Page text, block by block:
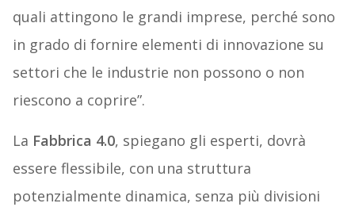
quali attingono le grandi imprese, perché sono
in grado di fornire elementi di innovazione su
settori che le industrie non possono o non
riescono a coprire”.
La Fabbrica 4.0, spiegano gli esperti, dovrà
essere flessibile, con una struttura
potenzialmente dinamica, senza più divisioni